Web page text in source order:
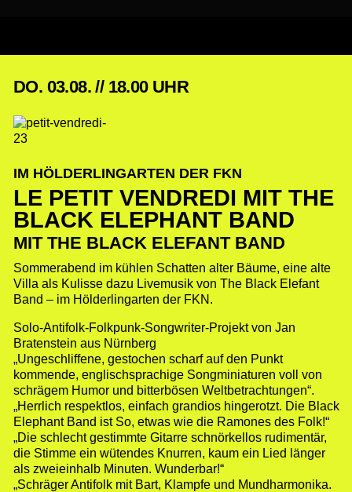
DO. 03.08. // 18.00 UHR
IM HÖLDERLINGARTEN DER FKN
LE PETIT VENDREDI MIT THE
BLACK ELEPHANT BAND
MIT THE BLACK ELEFANT BAND
Sommerabend im kühlen Schatten alter Bäume, eine alte
Villa als Kulisse dazu Livemusik von The Black Elefant
Band – im Hölderlingarten der FKN.
Solo-Antifolk-Folkpunk-Songwriter-Projekt von Jan
Bratenstein aus Nürnberg
„Ungeschliffene, gestochen scharf auf den Punkt
kommende, englischsprachige Songminiaturen voll von
schrägem Humor und bitterbösen Weltbetrachtungen“.
„Herrlich respektlos, einfach grandios hingerotzt. Die Black
Elephant Band ist So, etwas wie die Ramones des Folk!“
„Die schlecht gestimmte Gitarre schnörkellos rudimentär,
die Stimme ein wütendes Knurren, kaum ein Lied länger
als zweieinhalb Minuten. Wunderbar!“
„Schräger Antifolk mit Bart, Klampfe und Mundharmonika.